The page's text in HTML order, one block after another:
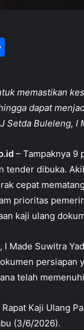
ar
e
memastikan
dapat
Setda Buleleng, I
– Tampaknya 9
tender dibuka.
cepat
prioritas
kaji ulang
I Made Suwitra
persiapan
telah
Kaji Ulang
(3/6/2026).